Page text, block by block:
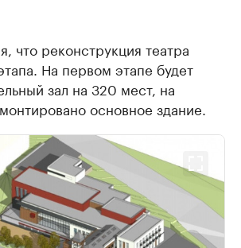
что реконструкция театра
На первом этапе будет
зал на 320 мест, на
основное здание.